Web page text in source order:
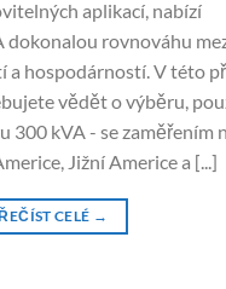
aplikací, nabízí
rovnováhu
a hospodárností. V této
vědět o výběru,
300 kVA - se zaměřením
Jižní Americe a [...]
CELÉ →